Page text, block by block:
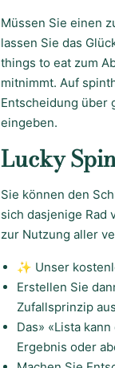
Müssen Sie einen
lassen Sie das
things to eat zum
mitnimmt. Auf
Entscheidung über
eingeben.
Lucky
Sie können den
sich dasjenige Rad
zur Nutzung aller
✨ Unser
Erstellen Sie
Zufallsprinzip
Das» «Lista
Ergebnis oder